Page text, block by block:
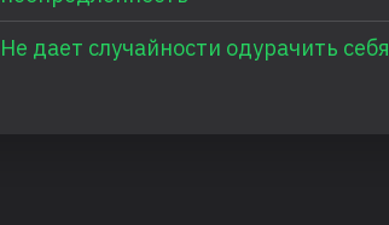
Не дает случайности одурачить себя